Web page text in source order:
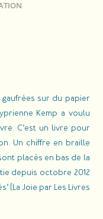
sur du papier
Kemp a voulu
C’est un livre pour
Un chiffre en braille
placés en bas de la
depuis octobre 2012
(La Joie par Les Livres